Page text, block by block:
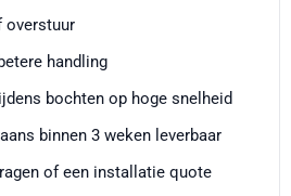
overstuur
handling
bochten op hoge snelheid
binnen 3 weken leverbaar
of een installatie quote